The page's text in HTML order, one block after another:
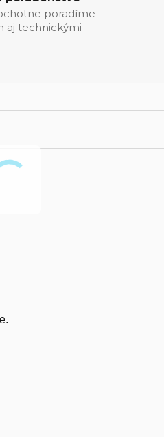
poradíme
aj technickými